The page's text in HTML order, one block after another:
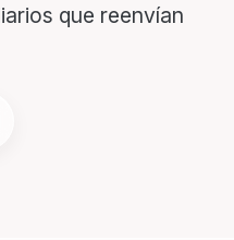
que reenvían